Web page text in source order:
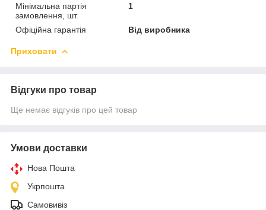
Мінімальна партія
замовлення, шт.
1
Офіційна гарантія Від виробника
Приховати
Відгуки про товар
Ще немає відгуків про цей товар
Умови доставки
Нова Пошта
Укрпошта
Самовивіз